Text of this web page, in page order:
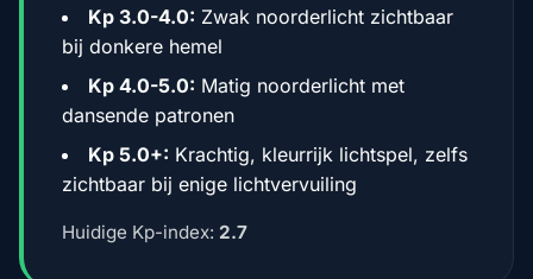
Kp 3.0-4.0: Zwak noorderlicht zichtbaar
bij donkere hemel
Kp 4.0-5.0: Matig noorderlicht met
dansende patronen
Kp 5.0+: Krachtig, kleurrijk lichtspel, zelfs
zichtbaar bij enige lichtvervuiling
Huidige Kp-index: 2.7